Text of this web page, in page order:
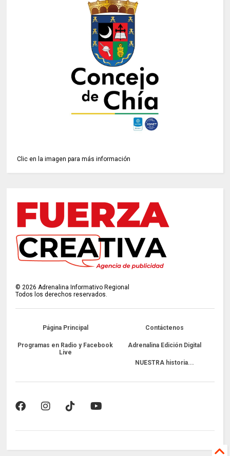
Clic en la imagen para más información
©2026 Adrenalina Informativo Regional
Todos los derechos reservados.
Página Principal Contáctenos
Programas en Radio y Facebook
Live
Adrenalina Edición Digital
NUESTRA historia...